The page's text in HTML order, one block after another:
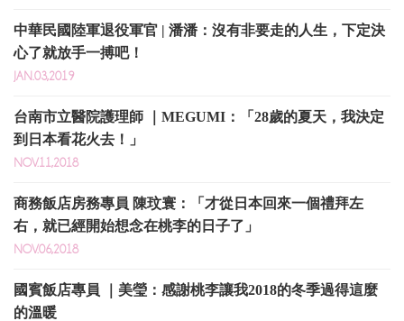
中華民國陸軍退役軍官 | 潘潘：沒有非要走的人生，下定決
心了就放手一搏吧！ ​
JAN.03,2019
台南市立醫院護理師 ｜MEGUMI：「28歲的夏天，我決定
到日本看花火去！」
NOV.11,2018
商務飯店房務專員 陳玟寰：「才從日本回來一個禮拜左
右，就已經開始想念在桃李的日子了」
NOV.06,2018
國賓飯店專員 ｜美瑩：感謝桃李讓我2018的冬季過得這麼
的溫暖